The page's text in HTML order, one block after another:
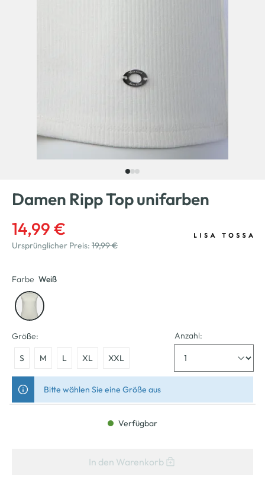
Damen Ripp Top unifarben
14,99 €
Ursprünglicher Preis: 19,99 €
Farbe Weiß
Größe:
S M L XL XXL
Anzahl:
Bitte wählen Sie eine Größe aus
Verfügbar
In den Warenkorb